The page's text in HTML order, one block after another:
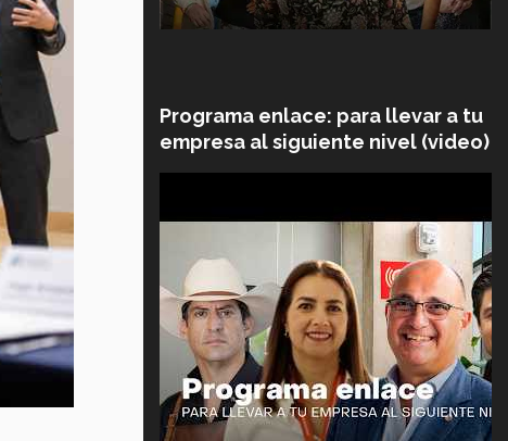
Programa enlace: para llevar a tu
empresa al siguiente nivel (video)